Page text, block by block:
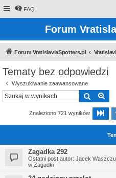
FAQ
Forum
Forum VratislaviaSpotters.pl
Tematy bez odpowiedzi
Wyszukiwanie zaawansowane
Szukaj
Znaleziono 721 wyników
Zagadka 292
Ostatni post autor: Jacek
w Zagadki